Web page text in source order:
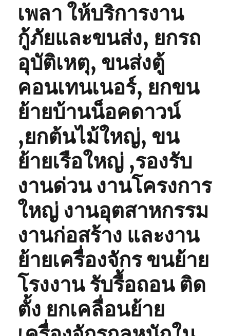
เพลา ให้บริการงาน
กู้ภัยและขนส่ง, ยกรถ
อุบัติเหตุ, ขนส่งตู้
คอนเทนเนอร์, ยกขน
ย้ายบ้านน็อคดาวน์
,ยกต้นไม้ใหญ่, ขน
ย้ายเรือใหญ่ ,รองรับ
งานด่วน งานโครงการ
ใหญ่ งานอุตสาหกรรม
งานก่อสร้าง และงาน
ย้ายเครื่องจักร ขนย้าย
โรงงาน รับรื้อถอน ติด
ตั้ง ยกเคลื่อนย้าย